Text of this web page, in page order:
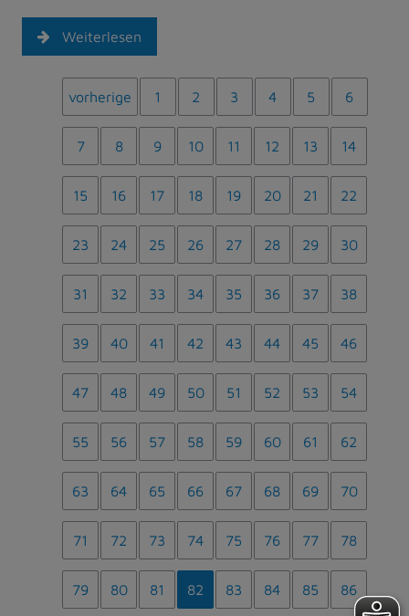
Weiterlesen
vorherige 1 2 3 4 5 6
7 8 9 10 11 12 13 14
15 16 17 18 19 20 21 22
23 24 25 26 27 28 29 30
31 32 33 34 35 36 37 38
39 40 41 42 43 44 45 46
47 48 49 50 51 52 53 54
55 56 57 58 59 60 61 62
63 64 65 66 67 68 69 70
71 72 73 74 75 76 77 78
79 80 81 82 83 84 85 86